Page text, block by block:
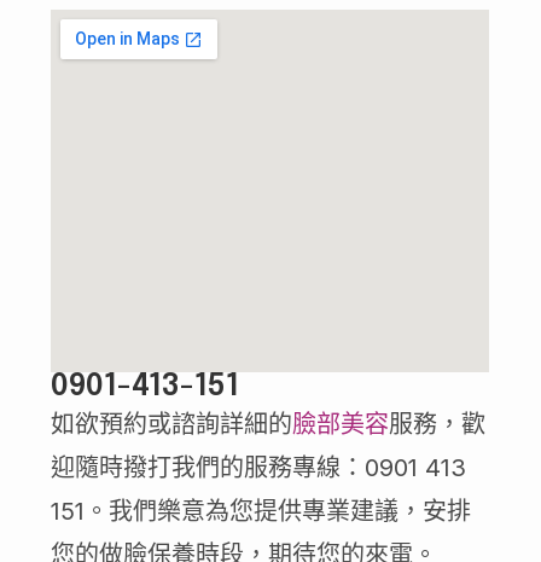
0901-413-151
如欲預約或諮詢詳細的臉部美容服務，歡
迎隨時撥打我們的服務專線：0901 413
151。我們樂意為您提供專業建議，安排
您的做臉保養時段，期待您的來電。